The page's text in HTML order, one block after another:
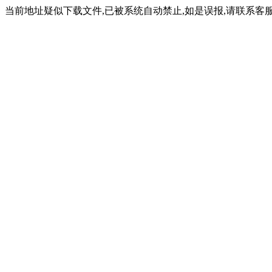
当前地址疑似下载文件,已被系统自动禁止,如是误报,请联系客